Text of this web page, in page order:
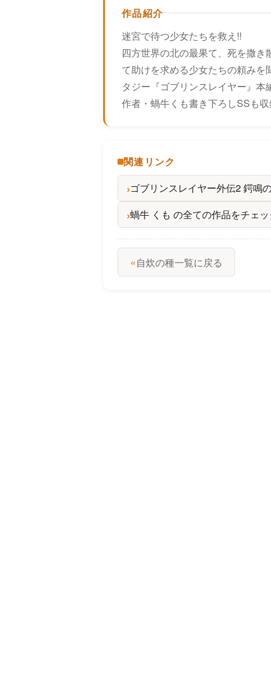
作品紹介
迷宮で待つ少女たちを救え!!
四方世界の北の最果て、死を撒
て助けを求める少女たちの頼み
タジー『ゴブリンスレイヤー』
作者・蝸牛くも書き下ろしSSも収
関連リンク
ゴブリンスレイヤー外伝2 鍔鳴
蝸牛 くも の全ての作品をチェ
«自炊の種一覧に戻る